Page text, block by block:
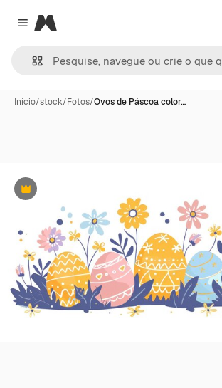
Close menu
Magnific
Início/stock/Fotos/Ovos de Páscoa color…
Premium